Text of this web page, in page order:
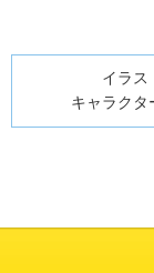
イラス
キャラクタ